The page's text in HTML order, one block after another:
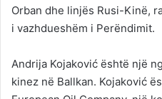
Orban dhe linjës Rusi-Kinë,
i vazhdueshëm i Perëndimit.
Andrija Kojaković është një
kinez në Ballkan. Kojaković